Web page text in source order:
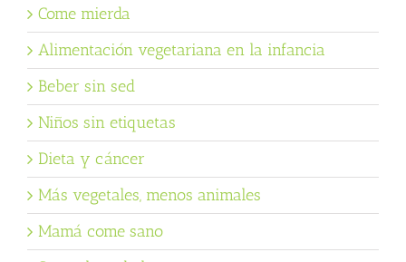
Come mierda
Alimentación vegetariana en la infancia
Beber sin sed
Niños sin etiquetas
Dieta y cáncer
Más vegetales, menos animales
Mamá come sano